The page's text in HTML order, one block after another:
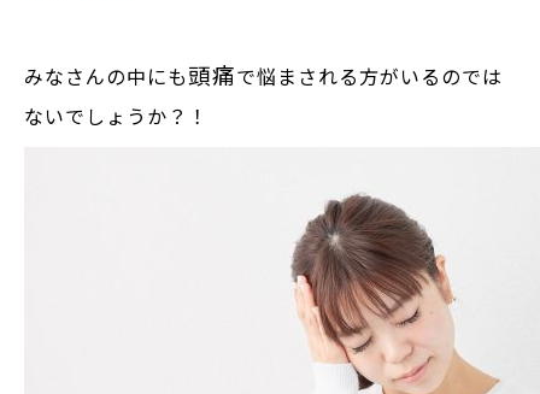
みなさんの中にも頭痛で悩まされる方がいるのでは
ないでしょうか？！